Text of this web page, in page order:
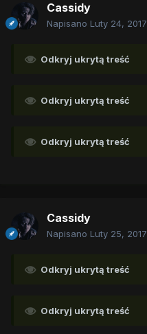
Cassidy
Napisano Luty 24, 2017
Odkryj ukrytą treść
Odkryj ukrytą treść
Odkryj ukrytą treść
Cassidy
Napisano Luty 25, 2017
Odkryj ukrytą treść
Odkryj ukrytą treść